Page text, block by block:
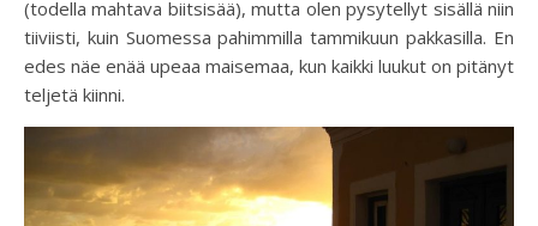
(todella mahtava biitsisää), mutta olen pysytellyt sisällä niin
tiiviisti, kuin Suomessa pahimmilla tammikuun pakkasilla. En
edes näe enää upeaa maisemaa, kun kaikki luukut on pitänyt
teljetä kiinni.